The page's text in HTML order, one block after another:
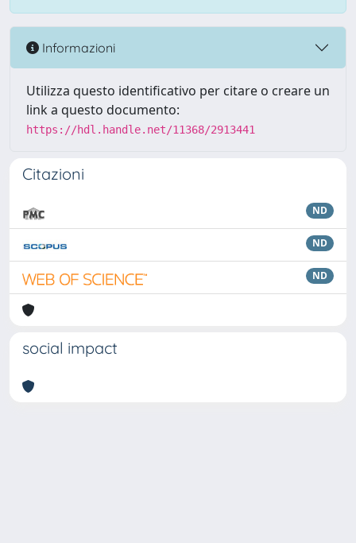
Informazioni
Utilizza questo identificativo per citare o creare un
link a questo documento:
https://hdl.handle.net/11368/2913441
Citazioni
ND
ND
ND
social impact